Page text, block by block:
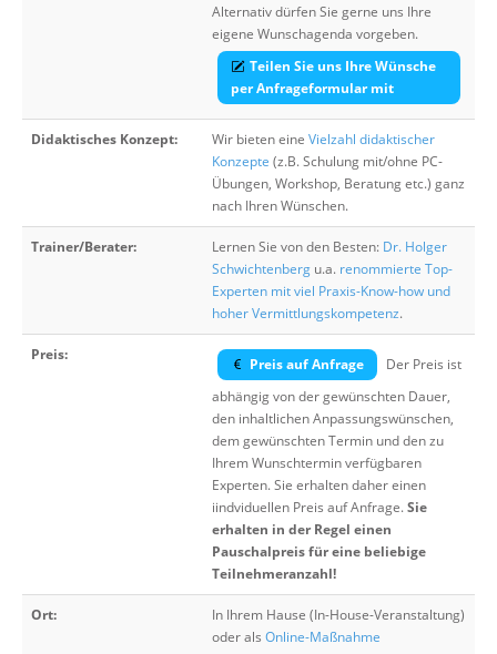
Alternativ dürfen Sie gerne uns Ihre
eigene Wunschagenda vorgeben.
Teilen Sie uns Ihre Wünsche
per Anfrageformular mit
Didaktisches Konzept: Wir bieten eine Vielzahl didaktischer
Konzepte (z.B. Schulung mit/ohne PC-
Übungen, Workshop, Beratung etc.) ganz
nach Ihren Wünschen.
Trainer/Berater: Lernen Sie von den Besten: Dr. Holger
Schwichtenberg u.a. renommierte Top-
Experten mit viel Praxis-Know-how und
hoher Vermittlungskompetenz.
Preis:
Preis auf Anfrage
Der Preis ist
abhängig von der gewünschten Dauer,
den inhaltlichen Anpassungswünschen,
dem gewünschten Termin und den zu
Ihrem Wunschtermin verfügbaren
Experten. Sie erhalten daher einen
iindviduellen Preis auf Anfrage.Sie
erhalten in der Regel einen
Pauschalpreis für eine beliebige
Teilnehmeranzahl!
Ort:
In Ihrem Hause (In-House-Veranstaltung)
oder als Online-Maßnahme